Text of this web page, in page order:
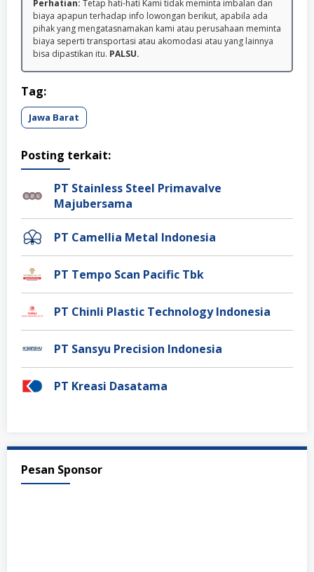
Perhatian: Tetap hati-hati Kami tidak meminta imbalan dan
biaya apapun terhadap info lowongan berikut, apabila ada
pihak yang mengatasnamakan kami atau perusahaan meminta
biaya seperti transportasi atau akomodasi atau yang lainnya
bisa dipastikan itu. PALSU.
Tag:
Jawa Barat
Posting terkait:
PT Stainless Steel Primavalve
Majubersama
PT Camellia Metal Indonesia
PT Tempo Scan Pacific Tbk
PT Chinli Plastic Technology Indonesia
PT Sansyu Precision Indonesia
PT Kreasi Dasatama
Pesan Sponsor